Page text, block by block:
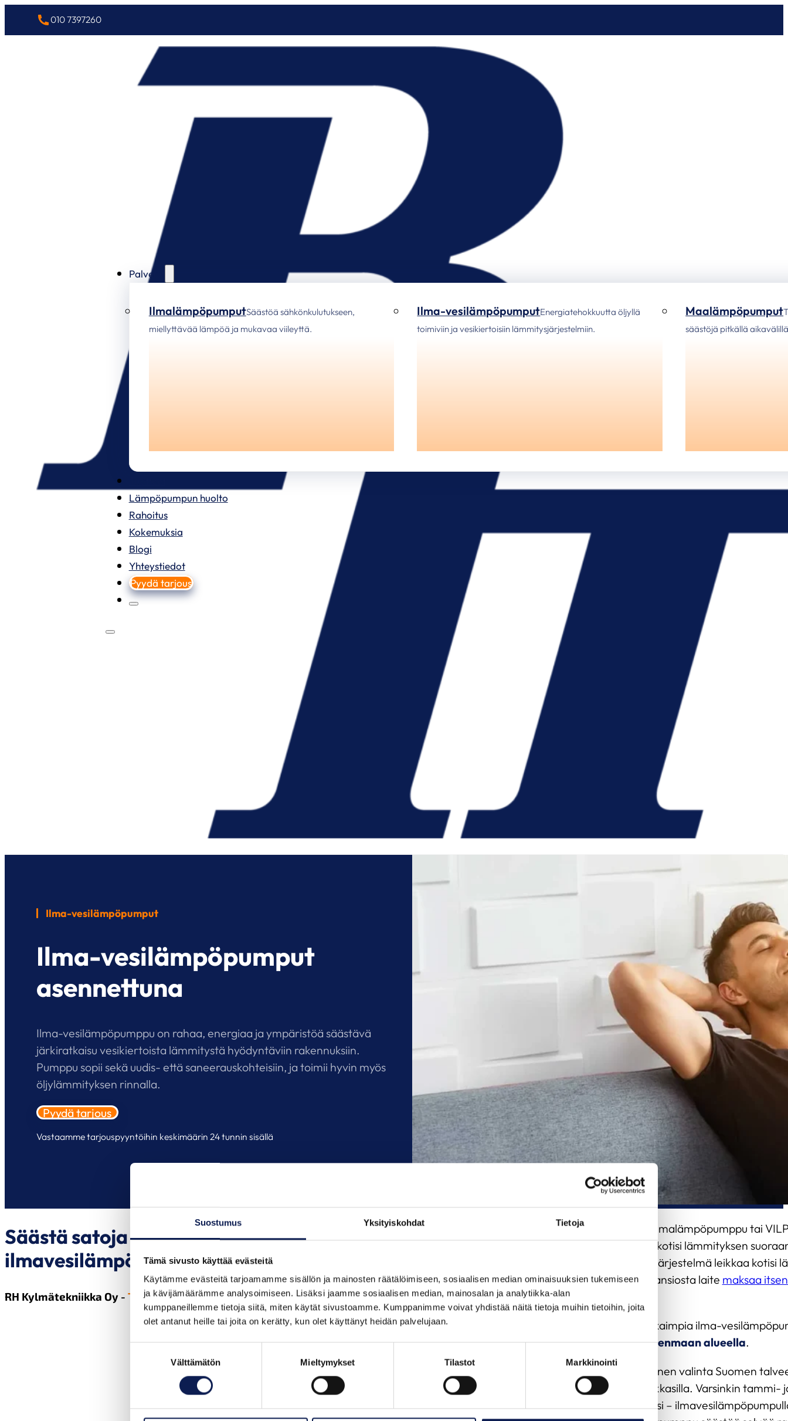
Suostumus Yksityiskohdat Tietoja
Tämä sivusto käyttää evästeitä
Käytämme evästeitä tarjoamamme sisällön ja mainosten räätälöimiseen, sosiaalisen median ominaisuuksien tukemiseen
ja kävijämäärämme analysoimiseen. Lisäksi jaamme sosiaalisen median, mainosalan ja analytiikka-alan
kumppaneillemme tietoja siitä, miten käytät sivustoamme. Kumppanimme voivat yhdistää näitä tietoja muihin tietoihin, joita
olet antanut heille tai joita on kerätty, kun olet käyttänyt heidän palvelujaan.
Välttämätön Mieltymykset Tilastot Markkinointi
010 7397260
Palvelut
IlmalämpöpumputSäästöä sähkönkulutukseen,
miellyttävää lämpöä ja mukavaa viileyttä.
Ilma-vesilämpöpumputEnergiatehokkuutta öljyllä
toimiviin ja vesikiertoisiin lämmitysjärjestelmiin.
Maalämpöpumput
säästöjä pitkällä
Lämpöpumpun huolto
Rahoitus
Kokemuksia
Blogi
Yhteystiedot
Pyydä tarjous
Ilma-vesilämpöpumput
Ilma-vesilämpöpumput
asennettuna
Ilma-vesilämpöpumppu on rahaa, energiaa ja ympäristöä säästävä
järkiratkaisu vesikiertoista lämmitystä hyödyntäviin rakennuksiin.
Pumppu sopii sekä uudis- että saneerauskohteisiin, ja toimii hyvin myös
öljylämmityksen rinnalla.
Pyydä tarjous
Vastaamme tarjouspyyntöihin keskimäärin 24 tunnin sisällä
Säästä satoja euroja vuodessa hankkimalla
ilmavesilämpöpumppu
RH Kylmätekniikka Oy - Taatusti tehokkaat kylmätekniikan ratkaisut
Ilmavesilämpöpumppu (myös vesi-ilmalämpöpumppu tai
lämmitysjärjestelmä, joka päivittää kotisi lämmityksen
laadukas järjestelmä leikkaa kotisi
70 prosentilla. Valtavien säästöjen ansiosta laite maksaa
takaisin.
Asennamme markkinoiden laadukkaimpia ilma-
Espoossa,Vantaallasekäkoko Uudenmaan alueella.
Ilmavesilämpöpumppu on erinomainen valinta Suomen
toimimaan myös kovemmillakin pakkasilla. Varsinkin tammi-
öljyllä lämmittäminen voi tulla kalliiksi –